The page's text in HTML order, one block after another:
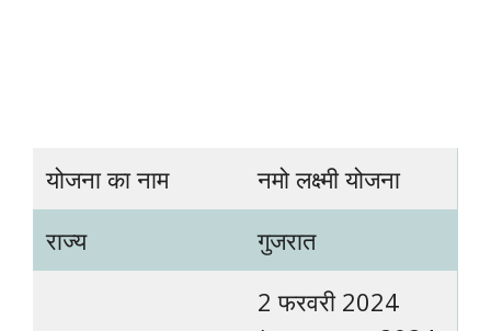
योजना का नाम
नमो लक्ष्मी योजना
राज्य
गुजरात
2 फरवरी 2024